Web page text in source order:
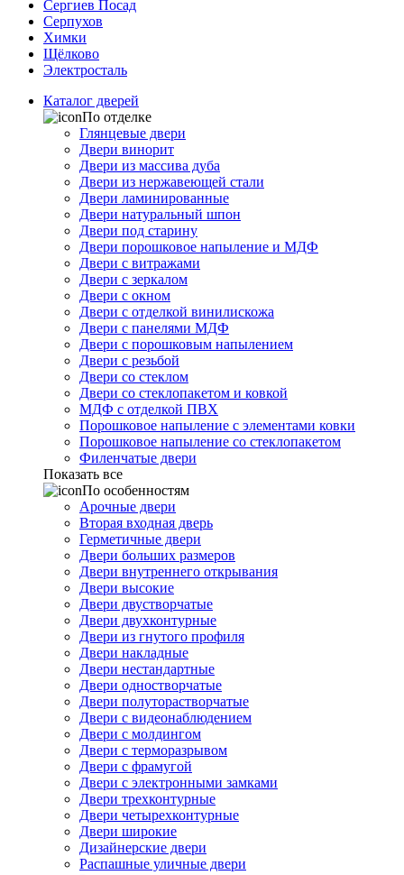
Сергиев Посад
Серпухов
Химки
Щёлково
Электросталь
Каталог дверей
По отделке
Глянцевые двери
Двери винорит
Двери из массива дуба
Двери из нержавеющей стали
Двери ламинированные
Двери натуральный шпон
Двери под старину
Двери порошковое напыление и МДФ
Двери с витражами
Двери с зеркалом
Двери с окном
Двери с отделкой винилискожа
Двери с панелями МДФ
Двери с порошковым напылением
Двери с резьбой
Двери со стеклом
Двери со стеклопакетом и ковкой
МДФ с отделкой ПВХ
Порошковое напыление с элементами ковки
Порошковое напыление со стеклопакетом
Филенчатые двери
Показать все
По особенностям
Арочные двери
Вторая входная дверь
Герметичные двери
Двери больших размеров
Двери внутреннего открывания
Двери высокие
Двери двустворчатые
Двери двухконтурные
Двери из гнутого профиля
Двери накладные
Двери нестандартные
Двери одностворчатые
Двери полуторастворчатые
Двери с видеонаблюдением
Двери с молдингом
Двери с терморазрывом
Двери с фрамугой
Двери с электронными замками
Двери трехконтурные
Двери четырехконтурные
Двери широкие
Дизайнерские двери
Распашные уличные двери